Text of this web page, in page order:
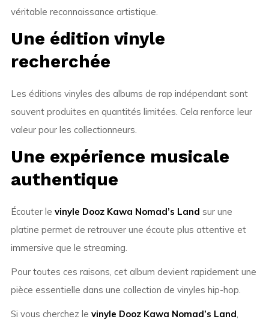
véritable reconnaissance artistique.
Une édition vinyle
recherchée
Les éditions vinyles des albums de rap indépendant sont
souvent produites en quantités limitées. Cela renforce leur
valeur pour les collectionneurs.
Une expérience musicale
authentique
Écouter le vinyle Dooz Kawa Nomad’s Land sur une
platine permet de retrouver une écoute plus attentive et
immersive que le streaming.
Pour toutes ces raisons, cet album devient rapidement une
pièce essentielle dans une collection de vinyles hip-hop.
Si vous cherchez le vinyle Dooz Kawa Nomad’s Land,